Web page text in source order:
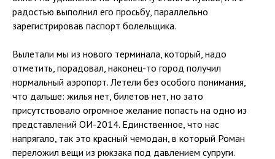
радостью выполнил его просьбу, параллельно
зарегистрировав паспорт болельщика.
Вылетали мы из нового терминала, который, надо
отметить, порадовал, наконец-то город получил
нормальный аэропорт. Летели без особого понимания,
что дальше: жилья нет, билетов нет, но зато
присутствовало огромное желание попасть на одно из
представлений ОИ-2014. Единственное, что нас
напрягало, так это красный чемодан, в который Роман
переложил вещи из рюкзака под давлением супруги.